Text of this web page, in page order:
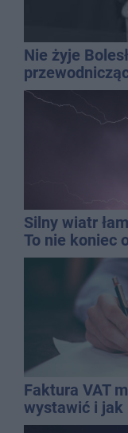
Nie żyje
dyrektor SP 14
Silny wiatr
To nie koniec
Faktura VAT
wystawić i jak